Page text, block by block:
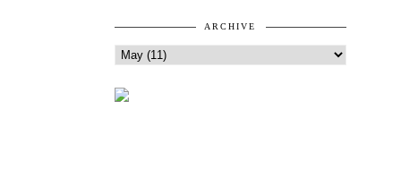
ARCHIVE